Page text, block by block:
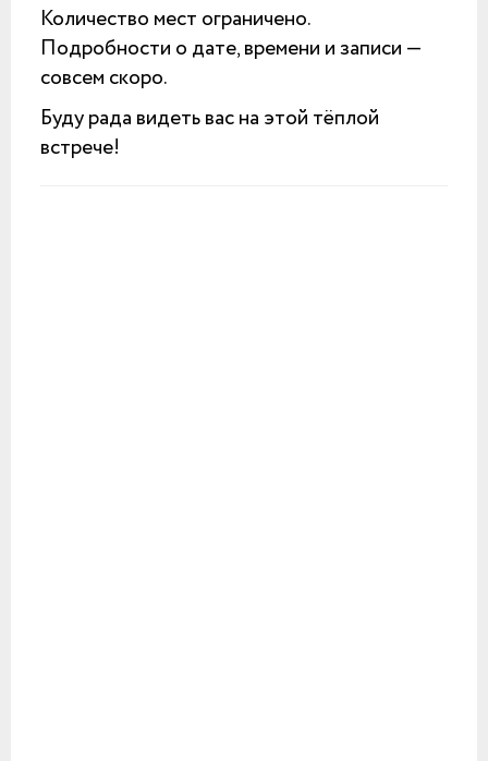
Количество мест ограничено.
Подробности о дате, времени и записи —
совсем скоро.
Буду рада видеть вас на этой тёплой
встрече!